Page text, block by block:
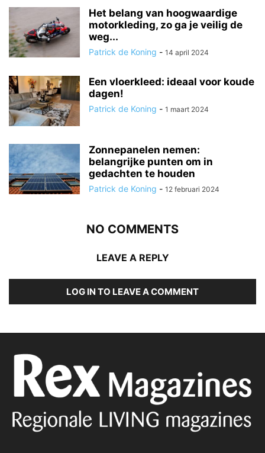
Het belang van hoogwaardige
motorkleding, zo ga je veilig de
weg...
Patrick de Koning - 14 april 2024
Een vloerkleed: ideaal voor koude
dagen!
Patrick de Koning - 1 maart 2024
Zonnepanelen nemen:
belangrijke punten om in
gedachten te houden
Patrick de Koning - 12 februari 2024
NO COMMENTS
LEAVE A REPLY
LOG IN TO LEAVE A COMMENT